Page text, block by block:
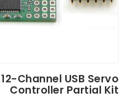
Channel USB Servo
Controller Partial Kit